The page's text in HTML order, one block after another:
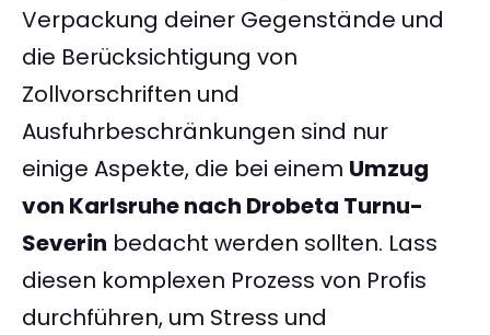
Verpackung deiner Gegenstände und
die Berücksichtigung von
Zollvorschriften und
Ausfuhrbeschränkungen sind nur
einige Aspekte, die bei einem Umzug
von Karlsruhe nach Drobeta Turnu-
Severin bedacht werden sollten. Lass
diesen komplexen Prozess von Profis
durchführen, um Stress und